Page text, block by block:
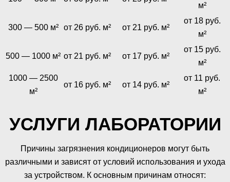
м²
300 — 500 м² от 26 руб. м² от 21 руб. м²
от 18 руб.
м²
500 — 1000 м² от 21 руб. м² от 17 руб. м²
от 15 руб.
м²
1000 — 2500
м²
от 16 руб. м² от 14 руб. м²
от 11 руб.
м²
УСЛУГИ ЛАБОРАТОРИИ
Причины загрязнения кондиционеров могут быть
различными и зависят от условий использования и ухода
за устройством. К основным причинам относят: